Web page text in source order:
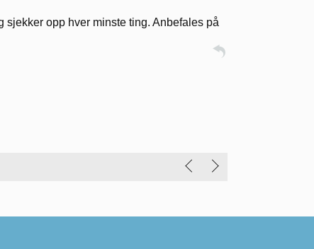
sjekker opp hver minste ting. Anbefales på